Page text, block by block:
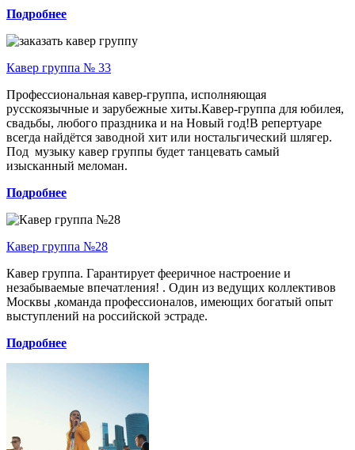
Подробнее
Кавер группа № 33
Профессиональная кавер-группа, исполняющая
русскоязычные и зарубежные хиты.Кавер-группа для юбилея,
свадьбы, любого праздника и на Новый год!В репертуаре
всегда найдётся заводной хит или ностальгический шлягер.
Под музыку кавер группы будет танцевать самый
изысканный меломан.
Подробнее
Кавер группа №28
Кавер группа. Гарантирует фееричное настроение и
незабываемые впечатления! . Один из ведущих коллективов
Москвы ,команда профессионалов, имеющих богатый опыт
выступлений на российской эстраде.
Подробнее